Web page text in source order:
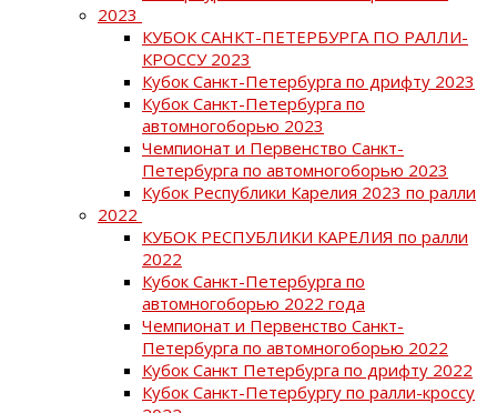
2023
КУБОК САНКТ-ПЕТЕРБУРГА ПО РАЛЛИ-
КРОССУ 2023
Кубок Санкт-Петербурга по дрифту 2023
Кубок Санкт-Петербурга по
автомногоборью 2023
Чемпионат и Первенство Санкт-
Петербурга по автомногоборью 2023
Кубок Республики Карелия 2023 по ралли
2022
КУБОК РЕСПУБЛИКИ КАРЕЛИЯ по ралли
2022
Кубок Санкт-Петербурга по
автомногоборью 2022 года
Чемпионат и Первенство Санкт-
Петербурга по автомногоборью 2022
Кубок Санкт Петербурга по дрифту 2022
Кубок Санкт-Петербургу по ралли-кроссу